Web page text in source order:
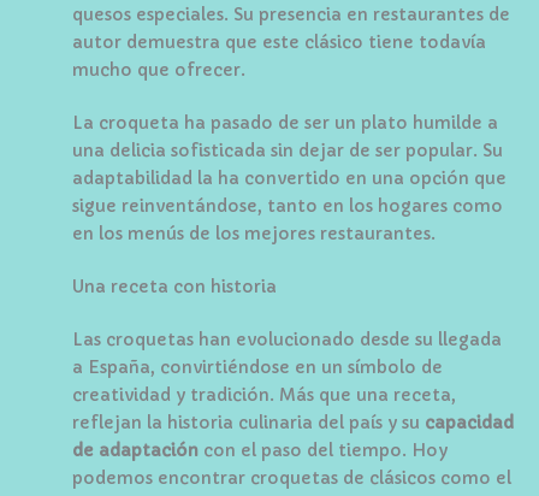
quesos especiales. Su presencia en restaurantes de
autor demuestra que este clásico tiene todavía
mucho que ofrecer.
La croqueta ha pasado de ser un plato humilde a
una delicia sofisticada sin dejar de ser popular. Su
adaptabilidad la ha convertido en una opción que
sigue reinventándose, tanto en los hogares como
en los menús de los mejores restaurantes.
Una receta con historia
Las croquetas han evolucionado desde su llegada
a España, convirtiéndose en un símbolo de
creatividad y tradición. Más que una receta,
reflejan la historia culinaria del país y su capacidad
de adaptación con el paso del tiempo. Hoy
podemos encontrar croquetas de clásicos como el